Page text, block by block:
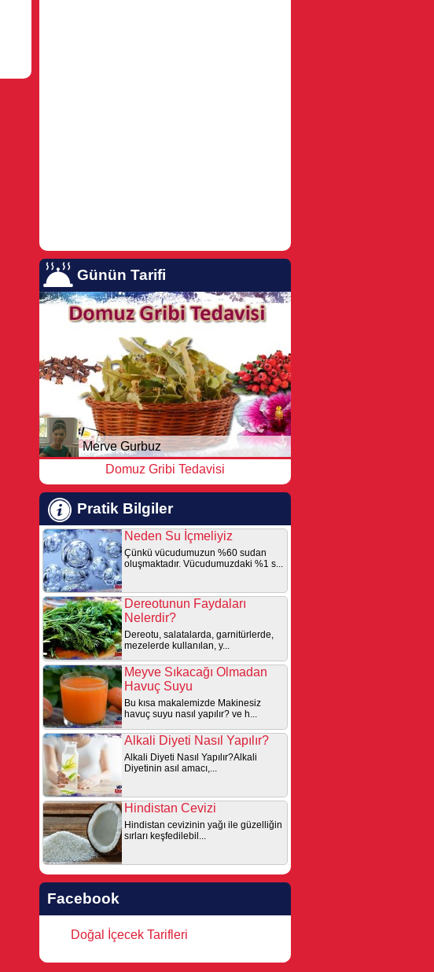
Günün Tarifi
Merve Gurbuz
Domuz Gribi Tedavisi
Pratik Bilgiler
Neden Su İçmeliyiz
Çünkü vücudumuzun %60 sudan
oluşmaktadır. Vücudumuzdaki %1 s...
Dereotunun Faydaları
Nelerdir?
Dereotu, salatalarda, garnitürlerde,
mezelerde kullanılan, y...
Meyve Sıkacağı Olmadan
Havuç Suyu
Bu kısa makalemizde Makinesiz
havuç suyu nasıl yapılır? ve h...
Alkali Diyeti Nasıl Yapılır?
Alkali Diyeti Nasıl Yapılır?Alkali
Diyetinin asıl amacı,...
Hindistan Cevizi
Hindistan cevizinin yağı ile güzelliğin
sırları keşfedilebil...
Facebook
Doğal İçecek Tarifleri